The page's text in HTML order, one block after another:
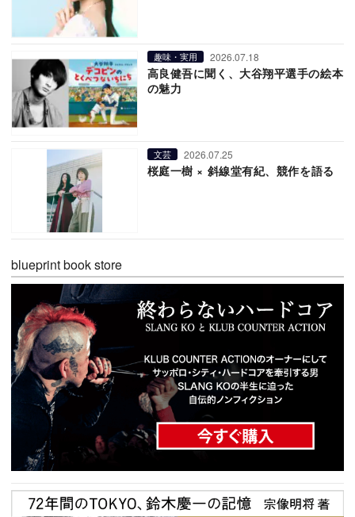
趣味・実用 2026.07.18
高良健吾に聞く、大谷翔平選手の絵本
の魅力
文芸 2026.07.25
桜庭一樹 × 斜線堂有紀、競作を語る
blueprint book store